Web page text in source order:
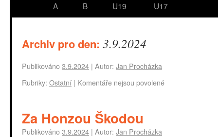
A
B
U19
U17
Archiv pro den: 3.9.2024
Publikováno3.9.2024 | Autor: Jan Procházka
Rubriky: Ostatní | Komentáře nejsou povolené
Za Honzou Škodou
Publikováno3.9.2024 | Autor: Jan Procházka